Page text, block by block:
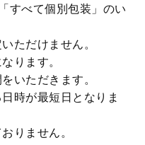
すべて個別包装」のい
ただけません。
ります。
いただきます。
時が最短日となりま
りません。